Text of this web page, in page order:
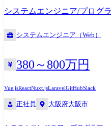
ービスなど市場ニーズの高いプロダ
で有名なMA(Marketing Automation)
Relationship Management)製品、レ
世の中でニーズの高いプロダクト
す。対応範囲も製品開発責任者の
計・実装などアプリケーションに
企業のサービスに携わることができる 大手通信キャリアのオンライ
システムエンジニア/プログ
システムエンジニア（Web）
380～800万円
Vue.jsReactNuxt.jsLaravelGitHubSlack
正社員 大阪府大阪市